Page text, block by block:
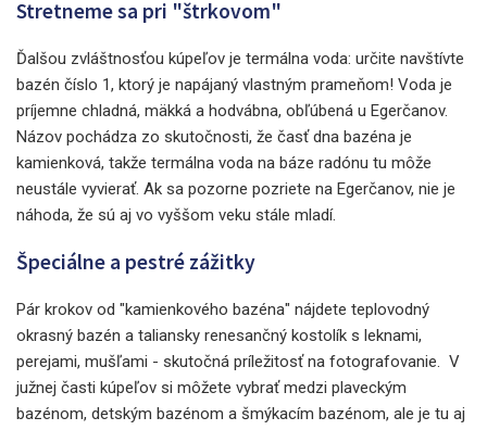
Stretneme sa pri "štrkovom"
Ďalšou zvláštnosťou kúpeľov je termálna voda: určite navštívte
bazén číslo 1, ktorý je napájaný vlastným prameňom! Voda je
príjemne chladná, mäkká a hodvábna, obľúbená u Egerčanov.
Názov pochádza zo skutočnosti, že časť dna bazéna je
kamienková, takže termálna voda na báze radónu tu môže
neustále vyvierať. Ak sa pozorne pozriete na Egerčanov, nie je
náhoda, že sú aj vo vyššom veku stále mladí.
Špeciálne a pestré zážitky
Pár krokov od "kamienkového bazéna" nájdete teplovodný
okrasný bazén a taliansky renesančný kostolík s leknami,
perejami, mušľami - skutočná príležitosť na fotografovanie. V
južnej časti kúpeľov si môžete vybrať medzi plaveckým
bazénom, detským bazénom a šmýkacím bazénom, ale je tu aj